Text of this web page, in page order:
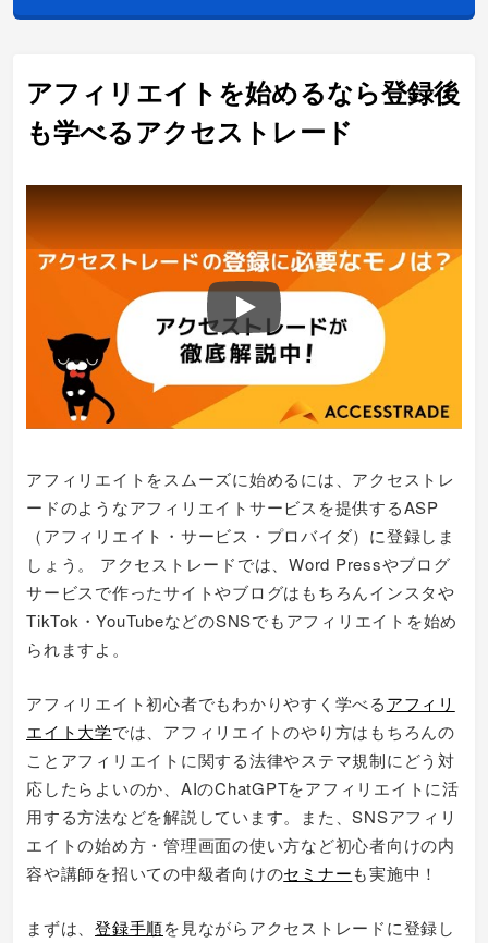
アフィリエイトを始めるなら登録後
も学べるアクセストレード
Play
アフィリエイトをスムーズに始めるには、アクセストレ
ードのようなアフィリエイトサービスを提供するASP
（アフィリエイト・サービス・プロバイダ）に登録しま
しょう。 アクセストレードでは、Word Pressやブログ
サービスで作ったサイトやブログはもちろんインスタや
TikTok・YouTubeなどのSNSでもアフィリエイトを始め
られますよ。
アフィリエイト初心者でもわかりやすく学べるアフィリ
エイト大学では、アフィリエイトのやり方はもちろんの
ことアフィリエイトに関する法律やステマ規制にどう対
応したらよいのか、AIのChatGPTをアフィリエイトに活
用する方法などを解説しています。また、SNSアフィリ
エイトの始め方・管理画面の使い方など初心者向けの内
容や講師を招いての中級者向けのセミナーも実施中！
まずは、 登録手順を見ながらアクセストレードに登録し